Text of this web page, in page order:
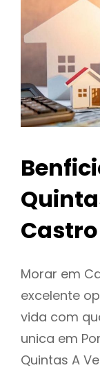
Morar em
excelente
vida com
unica em
Quintas A